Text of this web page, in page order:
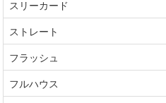
スリーカード
ストレート
フラッシュ
フルハウス